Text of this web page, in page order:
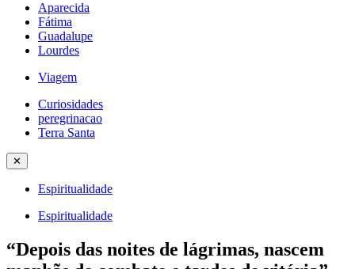
Aparecida
Fátima
Guadalupe
Lourdes
Viagem
Curiosidades
peregrinacao
Terra Santa
✕
Espiritualidade
Espiritualidade
“Depois das noites de lágrimas, nascem